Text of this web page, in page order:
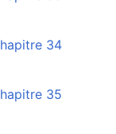
34
35